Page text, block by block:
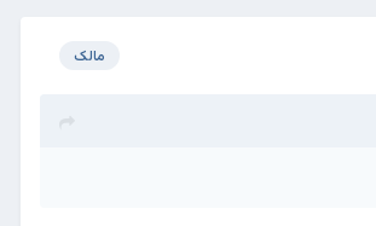
مالک